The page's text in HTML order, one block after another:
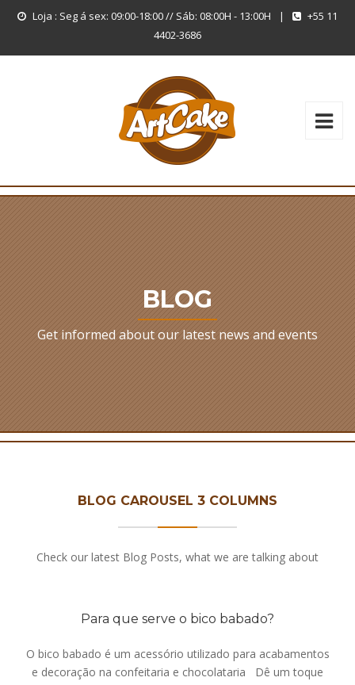
Loja : Seg á sex: 09:00-18:00 // Sáb: 08:00H - 13:00H |
+55 11
4402-3686
BLOG
Get informed about our latest news and events
BLOG CAROUSEL 3 COLUMNS
Check our latest Blog Posts, what we are talking about
Para que serve o bico babado?
O bico babado é um acessório utilizado para acabamentos
e decoração na confeitaria e chocolataria Dê um toque